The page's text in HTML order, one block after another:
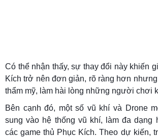
Có thể nhận thấy, sự thay đổi này khiến
Kích trở nên đơn giản, rõ ràng hơn
thẩm mỹ, làm hài lòng những người chơi
Bên cạnh đó, một số vũ khí và Drone
sung vào hệ thống vũ khí, làm đa dạng
các game thủ Phục Kích. Theo dự kiến,